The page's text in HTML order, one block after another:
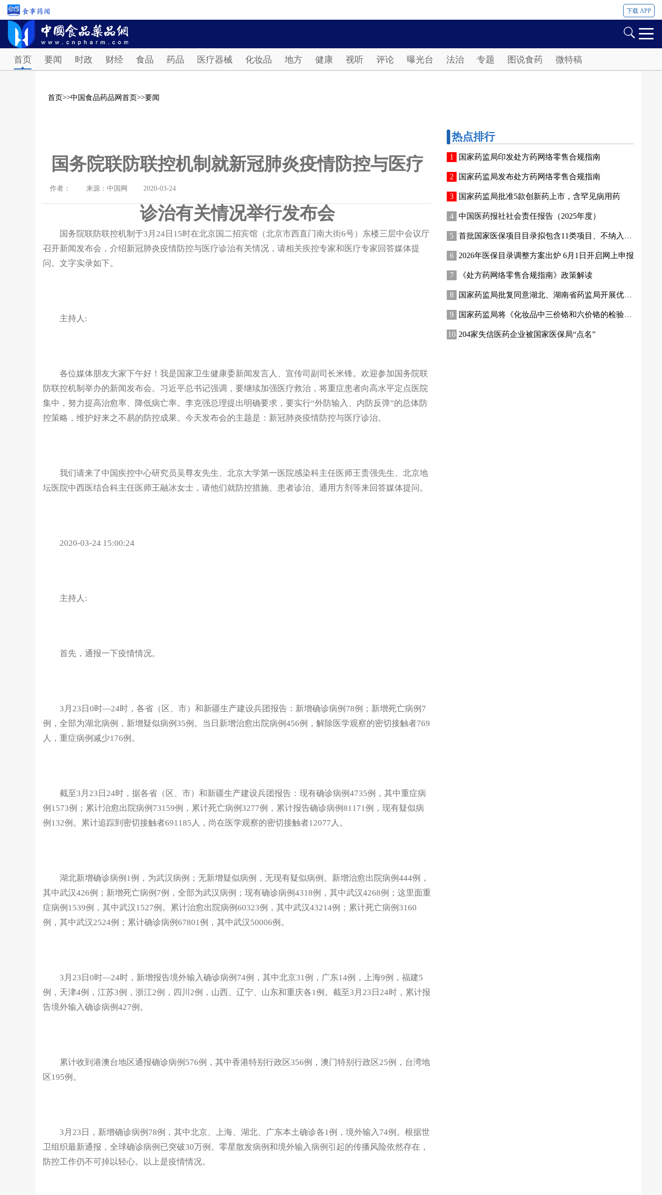
下载 APP
首页 要闻 时政 财经 食品 药品 医疗器械 化妆品 地方 健康 视听 评论 曝光台 法治 专题 图说食药 微特稿
首页>>中国食品药品网首页>>要闻
国务院联防联控机制就新冠肺炎疫情防控与医疗
诊治有关情况举行发布会
作者： 来源：中国网 2020-03-24
国务院联防联控机制于3月24日15时在北京国二招宾馆（北京市西直门南大街6号）东楼三层中会议厅
召开新闻发布会，介绍新冠肺炎疫情防控与医疗诊治有关情况，请相关疾控专家和医疗专家回答媒体提
问。文字实录如下。
主持人:
各位媒体朋友大家下午好！我是国家卫生健康委新闻发言人、宣传司副司长米锋。欢迎参加国务院联
防联控机制举办的新闻发布会。习近平总书记强调，要继续加强医疗救治，将重症患者向高水平定点医院
集中，努力提高治愈率、降低病亡率。李克强总理提出明确要求，要实行“外防输入、内防反弹”的总体防
控策略，维护好来之不易的防控成果。今天发布会的主题是：新冠肺炎疫情防控与医疗诊治。
我们请来了中国疾控中心研究员吴尊友先生、北京大学第一医院感染科主任医师王贵强先生、北京地
坛医院中西医结合科主任医师王融冰女士，请他们就防控措施、患者诊治、通用方剂等来回答媒体提问。
2020-03-24 15:00:24
主持人:
首先，通报一下疫情情况。
3月23日0时—24时，各省（区、市）和新疆生产建设兵团报告：新增确诊病例78例；新增死亡病例7
例，全部为湖北病例，新增疑似病例35例。当日新增治愈出院病例456例，解除医学观察的密切接触者769
人，重症病例减少176例。
截至3月23日24时，据各省（区、市）和新疆生产建设兵团报告：现有确诊病例4735例，其中重症病
例1573例；累计治愈出院病例73159例，累计死亡病例3277例，累计报告确诊病例81171例，现有疑似病
例132例。累计追踪到密切接触者691185人，尚在医学观察的密切接触者12077人。
湖北新增确诊病例1例，为武汉病例；无新增疑似病例，无现有疑似病例。新增治愈出院病例444例，
其中武汉426例；新增死亡病例7例，全部为武汉病例；现有确诊病例4318例，其中武汉4268例；这里面重
症病例1539例，其中武汉1527例。累计治愈出院病例60323例，其中武汉43214例；累计死亡病例3160
例，其中武汉2524例；累计确诊病例67801例，其中武汉50006例。
3月23日0时—24时，新增报告境外输入确诊病例74例，其中北京31例，广东14例，上海9例，福建5
例，天津4例，江苏3例，浙江2例，四川2例，山西、辽宁、山东和重庆各1例。截至3月23日24时，累计报
告境外输入确诊病例427例。
累计收到港澳台地区通报确诊病例576例，其中香港特别行政区356例，澳门特别行政区25例，台湾地
区195例。
3月23日，新增确诊病例78例，其中北京、上海、湖北、广东本土确诊各1例，境外输入74例。根据世
卫组织最新通报，全球确诊病例已突破30万例。零星散发病例和境外输入病例引起的传播风险依然存在，
防控工作仍不可掉以轻心。以上是疫情情况。
热点排行
国家药监局印发处方药网络零售合规指南
国家药监局发布处方药网络零售合规指南
国家药监局批准5款创新药上市，含罕见病用药
中国医药报社社会责任报告（2025年度）
首批国家医保项目目录拟包含11类项目、不纳入4类情形
2026年医保目录调整方案出炉 6月1日开启网上申报
《处方药网络零售合规指南》政策解读
国家药监局批复同意湖北、湖南省药监局开展优化药品补充申请审评审批程序改革试点
国家药监局将《化妆品中三价铬和六价铬的检验方法》等8项方法纳入化妆品安全技术规范
204家失信医药企业被国家医保局“点名”